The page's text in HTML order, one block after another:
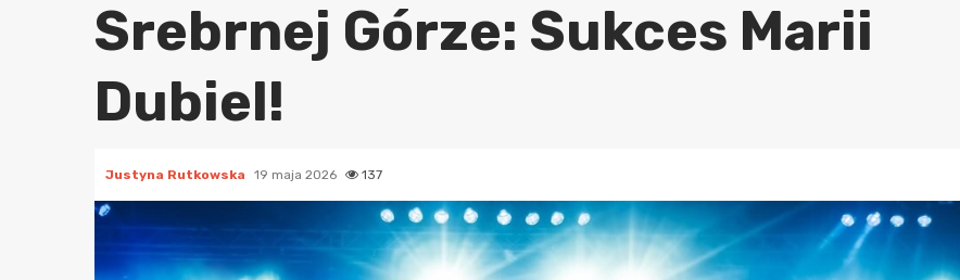
Srebrnej Górze: Sukces Marii
Dubiel!
Justyna Rutkowska 19 maja 2026 137